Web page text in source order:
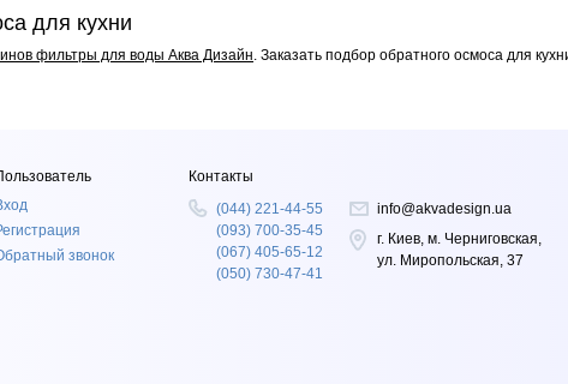
для кухни
фильтры для воды Аква Дизайн. Заказать подбор обратного осмоса для
звонок
Контакты
(044) 221-44-55
(093) 700-35-45
(067) 405-65-12
(050) 730-47-41
info@akvadesign.ua
г. Киев, м. Черниговская,
ул. Миропольская, 37